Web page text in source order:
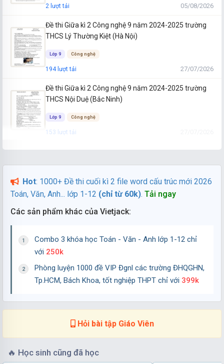
40 câu100 lượt thi Hà Tĩnh
2 lượt tải 05/08/2026
Đề thi Giữa kì 2 Công nghệ 9 năm 2024-2025 trường
THCS Lý Thường Kiệt (Hà Nội)
Lớp 9 Công nghệ
194 lượt tải 27/07/2026
Đề thi Giữa kì 2 Công nghệ 9 năm 2024-2025 trường
THCS Nội Duệ (Bắc Ninh)
Lớp 9 Công nghệ
153 lượt tải
Lớp 9 Công nghệ
146 lượt tải
Đề thi Giữa kì 2 Công nghệ 9 năm 2024-2025 trường
Lớp 9 Công nghệ
Đề thi Giữa kì 2 Công nghệ 9 năm 2024-2025 trường
100 lượt tải
Đề thi Giữa kì 2 Công nghệ 9 năm 2025-2026 trường
THCS Quế Thuận (Đà Nẵng)
Hot: 1000+ Đề thi cuối kì 2 file word cấu trúc mới 2026
Toán, Văn, Anh... lớp 1-12 (chỉ từ 60k). Tải ngay
Các sản phẩm khác của Vietjack:
Combo 3 khóa học Toán - Văn - Anh lớp 1-12 chỉ
với 250k
Phòng luyện 1000 đề VIP Đgnl các trường ĐHQGHN,
Tp.HCM, Bách Khoa, tốt nghiệp THPT chỉ với 399k
Hỏi bài tập Giáo Viên
🔥 Học sinh cũng đã học